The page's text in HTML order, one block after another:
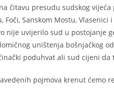
čitavu presudu sudskog
Foči, Sanskom Mostu,
nije uvijerilo sud u postojanje
uništenja bošnjačkog
poduhvat ali sud cijeni
pojmova krenut ćemo